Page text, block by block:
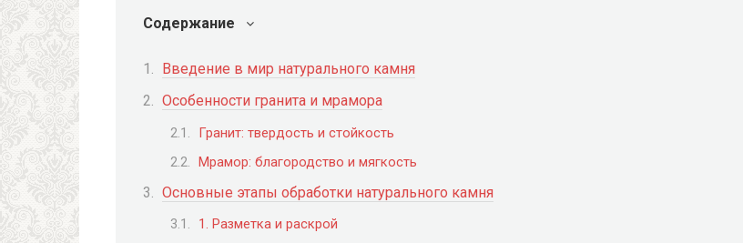
Содержание
Введение в мир натурального камня
Особенности гранита и мрамора
Гранит: твердость и стойкость
Мрамор: благородство и мягкость
Основные этапы обработки натурального камня
1. Разметка и раскрой